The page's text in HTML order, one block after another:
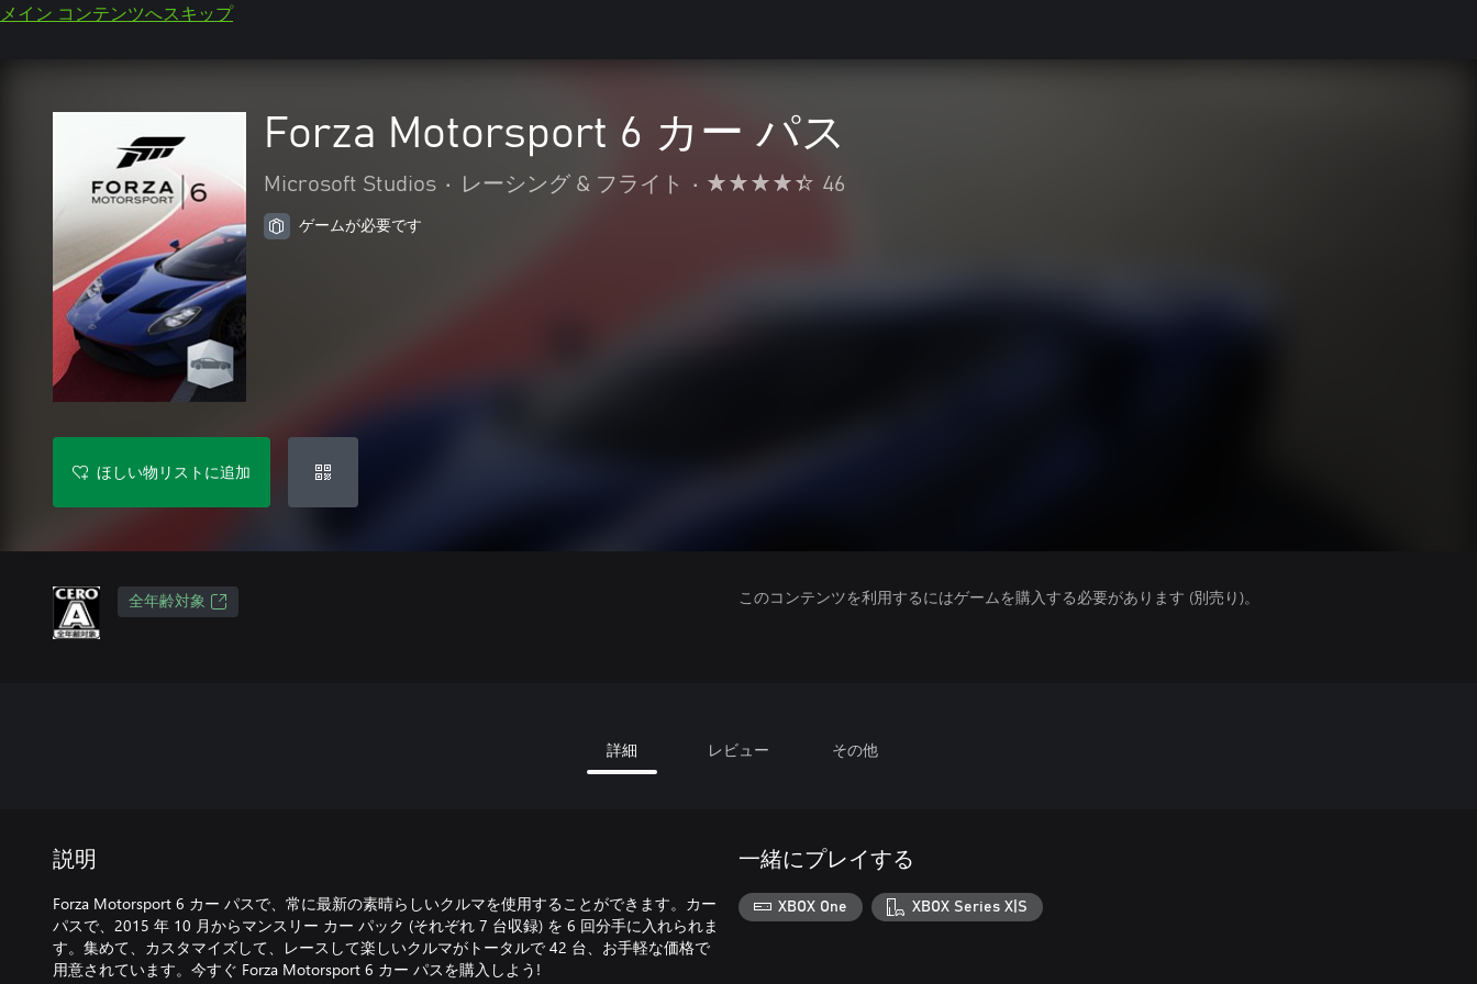
メイン コンテンツへスキップ
Forza Motorsport 6 カー パス
Microsoft Studios • レーシング & フライト • 46
ゲームが必要です
ほしい物リストに追加
全年齢対象 このコンテンツを利用するにはゲームを購入する必要があります (別売り)。
詳細 レビュー その他
説明
Forza Motorsport 6 カー パスで、常に最新の素晴らしいクルマを使用することができます。カー
パスで、2015 年 10 月からマンスリー カー パック (それぞれ 7 台収録) を 6 回分手に入れられま
す。集めて、カスタマイズして、レースして楽しいクルマがトータルで 42 台、お手軽な価格で
用意されています。今すぐ Forza Motorsport 6 カー パスを購入しよう!
一緒にプレイする
XBOX One XBOX Series X|S